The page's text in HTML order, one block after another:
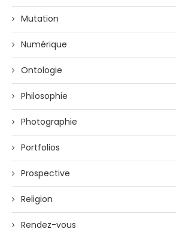
Mutation
Numérique
Ontologie
Philosophie
Photographie
Portfolios
Prospective
Religion
Rendez-vous